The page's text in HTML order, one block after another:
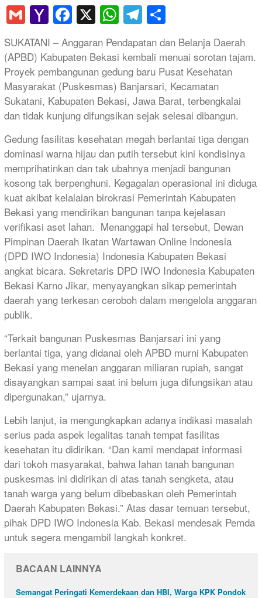
GmailYahoo
Mail
Facebook
X WhatsApp
Telegram
SUKATANI – Anggaran Pendapatan dan Belanja Daerah
(APBD) Kabupaten Bekasi kembali menuai sorotan tajam.
Proyek pembangunan gedung baru Pusat Kesehatan
Masyarakat (Puskesmas) Banjarsari, Kecamatan
Sukatani, Kabupaten Bekasi, Jawa Barat, terbengkalai
dan tidak kunjung difungsikan sejak selesai dibangun.
​Gedung fasilitas kesehatan megah berlantai tiga dengan
dominasi warna hijau dan putih tersebut kini kondisinya
memprihatinkan dan tak ubahnya menjadi bangunan
kosong tak berpenghuni. Kegagalan operasional ini diduga
kuat akibat kelalaian birokrasi Pemerintah Kabupaten
Bekasi yang mendirikan bangunan tanpa kejelasan
verifikasi aset lahan. ​ Menanggapi hal tersebut, Dewan
Pimpinan Daerah Ikatan Wartawan Online Indonesia
(DPD IWO Indonesia) Indonesia Kabupaten Bekasi
angkat bicara. Sekretaris DPD IWO Indonesia Kabupaten
Bekasi Karno Jikar, menyayangkan sikap pemerintah
daerah yang terkesan ceroboh dalam mengelola anggaran
publik.
“Terkait bangunan Puskesmas Banjarsari ini yang
berlantai tiga, yang didanai oleh APBD murni Kabupaten
Bekasi yang menelan anggaran miliaran rupiah, sangat
disayangkan sampai saat ini belum juga difungsikan atau
dipergunakan,” ujarnya.
​Lebih lanjut, ia mengungkapkan adanya indikasi masalah
serius pada aspek legalitas tanah tempat fasilitas
kesehatan itu didirikan. “Dan kami mendapat informasi
dari tokoh masyarakat, bahwa lahan tanah bangunan
puskesmas ini didirikan di atas tanah sengketa, atau
tanah warga yang belum dibebaskan oleh Pemerintah
Daerah Kabupaten Bekasi.” ​Atas dasar temuan tersebut,
pihak DPD IWO Indonesia Kab. Bekasi mendesak Pemda
untuk segera mengambil langkah konkret.
BACAAN LAINNYA
Semangat Peringati Kemerdekaan dan HBI, Warga KPK Pondok